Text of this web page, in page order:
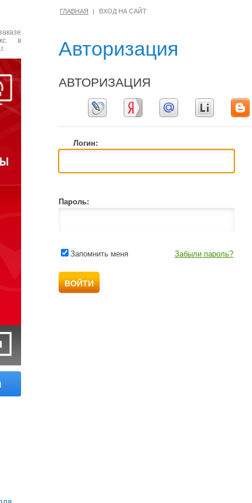
ГЛАВНАЯ ВХОД НА САЙТ
Авторизация
АВТОРИЗАЦИЯ
Логин:
Пароль:
Запомнить меня Забыли пароль?
в